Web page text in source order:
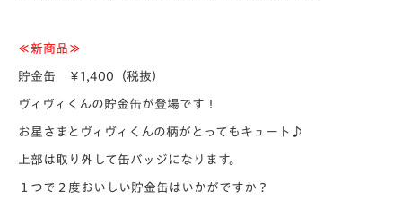
≪新商品≫
貯金缶 ￥1,400（税抜）
ヴィヴィくんの貯金缶が登場です！
お星さまとヴィヴィくんの柄がとってもキュート♪
上部は取り外して缶バッジになります。
１つで２度おいしい貯金缶はいかがですか？